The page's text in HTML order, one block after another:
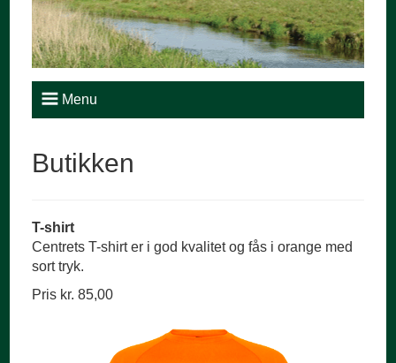
Menu
Butikken
T-shirt
Centrets T-shirt er i god kvalitet og fås i orange med
sort tryk.
Pris kr. 85,00